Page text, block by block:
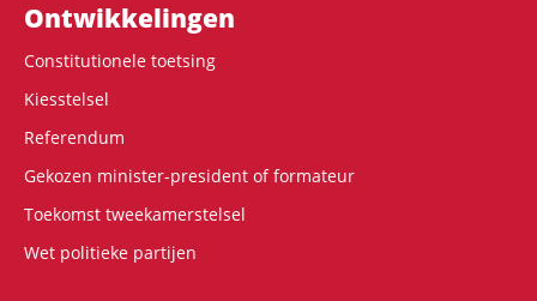
Ontwikke­lingen
Constitutionele toetsing
Kiesstelsel
Referendum
Gekozen minister-president of formateur
Toekomst tweekamerstelsel
Wet politieke partijen